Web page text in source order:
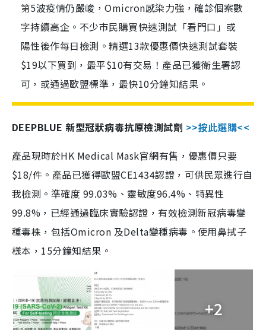
第5波疫情仍嚴峻，Omicron感染力強，確診個案數
字持續高企。不少市民購買快速測試「看門口」或
陽性後作每日檢測。精選13款優惠價快速測試套裝
$19以下買到，最平$10有交易！產品已獲衛生署認
可，或通過歐盟標準，最快10分鐘知結果。
DEEPBLUE 新型冠狀病毒抗原檢測試劑 >>按此選購<<
產品現時於HK Medical Mask官網有售，優惠價只要
$18/件。產品已獲得歐盟CE1434認證，可供民眾進行自
我檢測。準確度 99.03%、靈敏度96.4%、特異性
99.8%，已經通過臨床實驗認證，有效檢測新冠病毒變
種毒株，包括Omicron 及Delta變種病毒。使用鼻拭子
樣本，15分鐘知結果。
+2